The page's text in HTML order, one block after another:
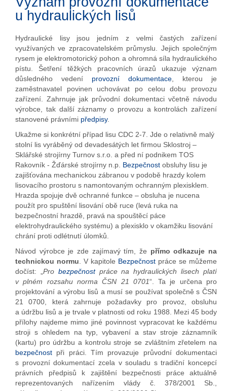
u hydraulických lisů
Hydraulické lisy jsou jedním z velmi častých zařízení
využívaných ve zpracovatelském průmyslu. Jejich společným
rysem je elektromotorický pohon a ohromná síla hydraulického
pístu. Šetření těžkých pracovních úrazů ukazuje význam
důsledného vedení provozní dokumentace , kterou je
zaměstnavatel povinen uchovávat po celou dobu provozu
zařízení. Zahrnuje jak průvodní dokumentaci včetně návodu
výrobce, tak další záznamy o provozu a kontrolách zařízení
stanovené právními předpisy.
Ukažme si konkrétní případ lisu CDC 2-7. Jde o relativně malý
stolní lis vyráběný od devadesátých let firmou Sklostroj –
Sklářské strojírny Turnov s.r.o. a před ní podnikem TOS
Rakovník - Žďárské strojírny n.p. Bezpečnost obsluhy lisu je
zajišťována mechanickou zábranou v podobě hrazdy kolem
lisovacího prostoru s namontovaným ochranným plexisklem.
Hrazda spojuje dvě ochranné funkce – obsluha je nucena
použít pro spuštění lisování obě ruce (levá ruka na
bezpečnostní hrazdě, pravá na spouštěcí páce
elektrohydraulického systému) a plexisklo v okamžiku lisování
chrání proti odlétnutí úlomků.
Návod výrobce je zde zajímavý tím, že přímo odkazuje na
technickou normu . V kapitole Bezpečnost práce se můžeme
dočíst: „ Pro bezpečnostpráce na hydraulických lisech platí
v plném rozsahu norma ČSN 21 0701“. Ta je určena pro
projektování a výrobu lisů a musí se používat společně s ČSN
21 0700, která zahrnuje požadavky pro provoz, obsluhu
a údržbu lisů a je trvale v platnosti od roku 1988. Mezi 45 body
přílohy najdeme mimo jiné povinnost vypracovat ke každému
stroji s ohledem na typ, vybavení a stav stroje záznamník
(kartu) pro údržbu a kontrolu stroje se zvláštním zřetelem na
bezpečnost při práci. Tím provazuje průvodní dokumentaci
s provozní dokumentací zcela v souladu s tradiční koncepcí
právních předpisů k zajištění bezpečnosti práce aktuálně
reprezentovaných nařízením vlády č. 378/2001 Sb.,